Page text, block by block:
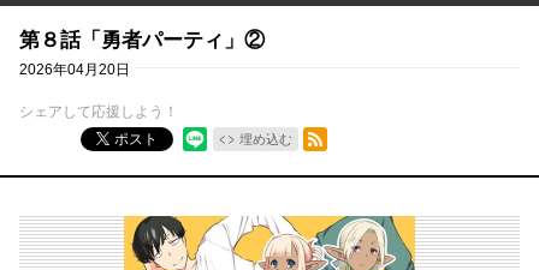
第８話「勇者パーティ」②
2026年04月20日
シェアして応援しよう！
ポスト
埋め込む
RSSフィード